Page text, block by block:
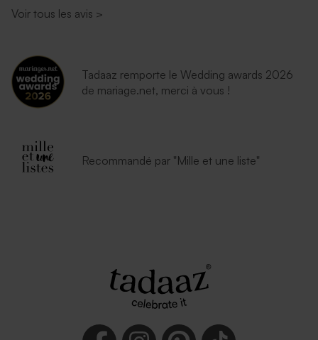
Voir tous les avis >
Tadaaz remporte le Wedding awards 2026
de mariage.net, merci à vous !
Recommandé par "Mille et une liste"